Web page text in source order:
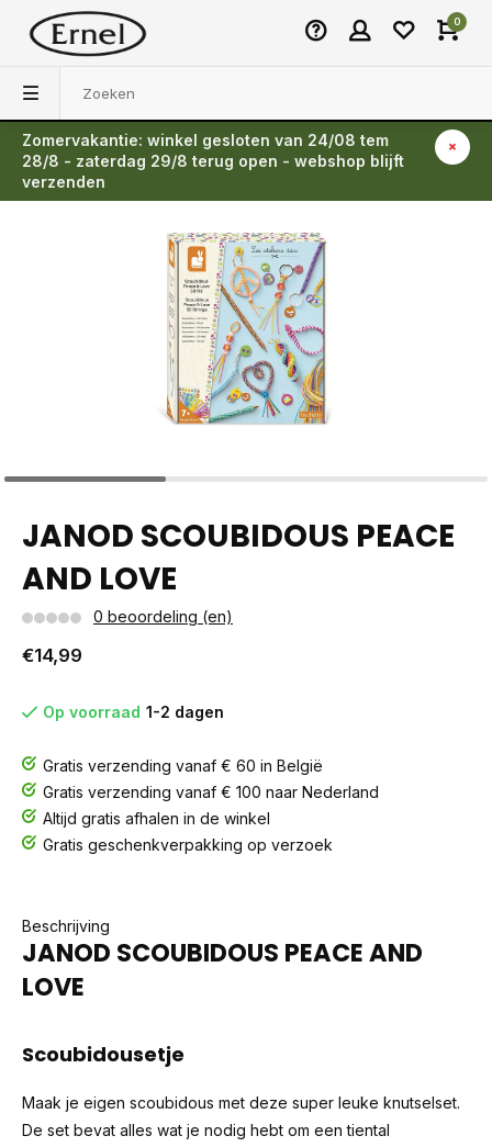
0
Zomervakantie: winkel gesloten van 24/08 tem
28/8 - zaterdag 29/8 terug open - webshop blijft
verzenden
Terug
JANOD SCOUBIDOUS PEACE
AND LOVE
0 beoordeling (en)
€14,99
Op voorraad 1-2 dagen
Gratis verzending vanaf € 60 in België
Gratis verzending vanaf € 100 naar Nederland
Altijd gratis afhalen in de winkel
Gratis geschenkverpakking op verzoek
Beschrijving
JANOD SCOUBIDOUS PEACE AND
LOVE
Scoubidousetje
Maak je eigen scoubidous met deze super leuke knutselset.
De set bevat alles wat je nodig hebt om een tiental